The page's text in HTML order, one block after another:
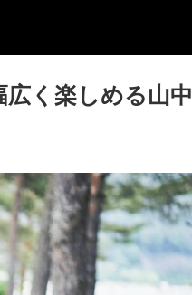
く楽しめる山中